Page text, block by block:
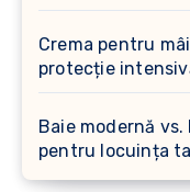
Crema pentru
protecție
Baie modernă
pentru locuința ta